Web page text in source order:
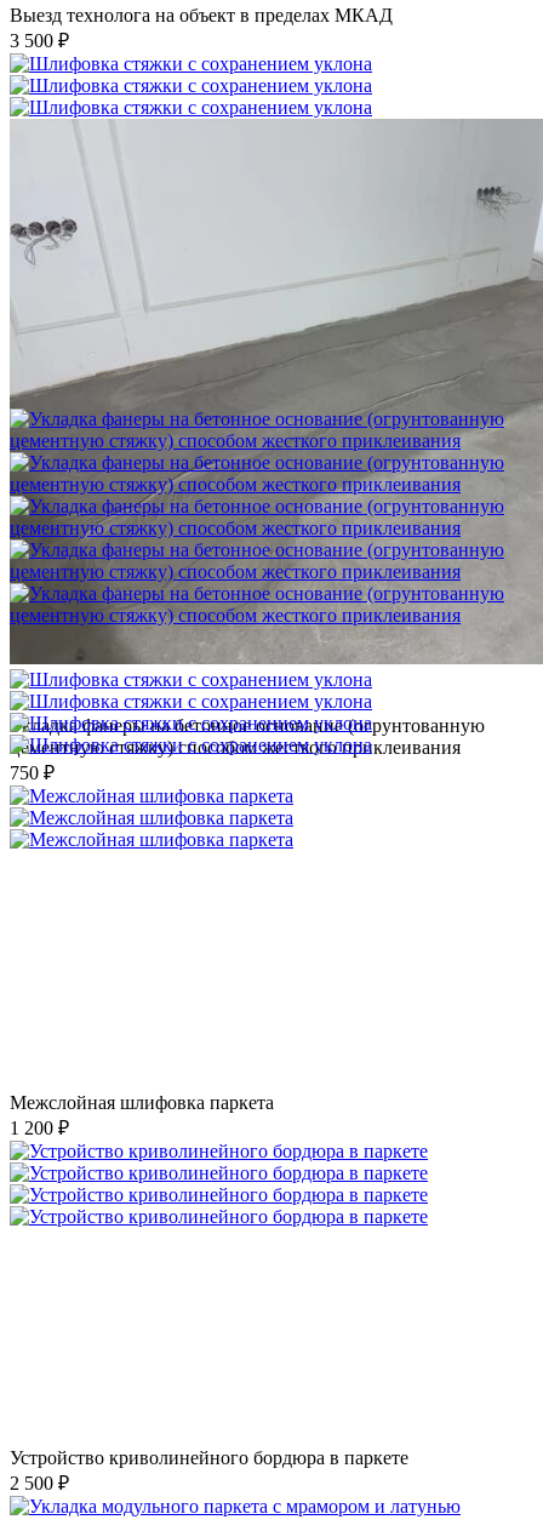
Выезд технолога на объект в пределах МКАД
3 500 ₽
Шлифовка стяжки с сохранением уклона
1 500 ₽
Укладка фанеры на бетонное основание (огрунтованную
цементную стяжку) способом жесткого приклеивания
750 ₽
Межслойная шлифовка паркета
1 200 ₽
Устройство криволинейного бордюра в паркете
2 500 ₽